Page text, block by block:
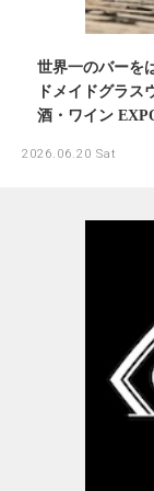
世界一のバーを
ドメイドグラス
酒・ワイン
2026.06.20 Sat